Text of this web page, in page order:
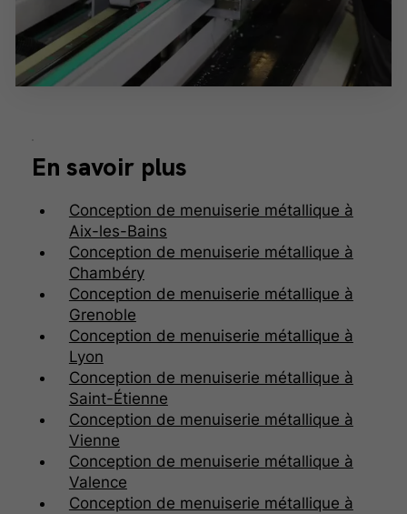
En savoir plus
Conception de menuiserie métallique à
Aix-les-Bains
Conception de menuiserie métallique à
Chambéry
Conception de menuiserie métallique à
Grenoble
Conception de menuiserie métallique à
Lyon
Conception de menuiserie métallique à
Saint-Étienne
Conception de menuiserie métallique à
Vienne
Conception de menuiserie métallique à
Valence
Conception de menuiserie métallique à